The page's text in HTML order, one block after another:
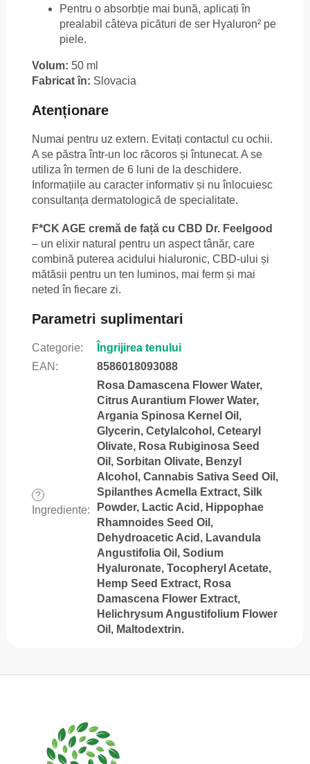
Pentru o absorbție mai bună, aplicați în
prealabil câteva picături de ser Hyaluron² pe
piele.
Volum: 50 ml
Fabricat în: Slovacia
Atenționare
Numai pentru uz extern. Evitați contactul cu ochii.
A se păstra într-un loc răcoros și întunecat. A se
utiliza în termen de 6 luni de la deschidere.
Informațiile au caracter informativ și nu înlocuiesc
consultanța dermatologică de specialitate.
F*CK AGE cremă de față cu CBD Dr. Feelgood
– un elixir natural pentru un aspect tânăr, care
combină puterea acidului hialuronic, CBD-ului și
mătăsii pentru un ten luminos, mai ferm și mai
neted în fiecare zi.
Parametri suplimentari
Categorie:
Îngrijirea tenului
EAN : 8586018093088
?
Ingrediente:
Rosa Damascena Flower Water,
Citrus Aurantium Flower Water,
Argania Spinosa Kernel Oil,
Glycerin, Cetylalcohol, Cetearyl
Olivate, Rosa Rubiginosa Seed
Oil, Sorbitan Olivate, Benzyl
Alcohol, Cannabis Sativa Seed Oil,
Spilanthes Acmella Extract, Silk
Powder, Lactic Acid, Hippophae
Rhamnoides Seed Oil,
Dehydroacetic Acid, Lavandula
Angustifolia Oil, Sodium
Hyaluronate, Tocopheryl Acetate,
Hemp Seed Extract, Rosa
Damascena Flower Extract,
Helichrysum Angustifolium Flower
Oil, Maltodextrin.